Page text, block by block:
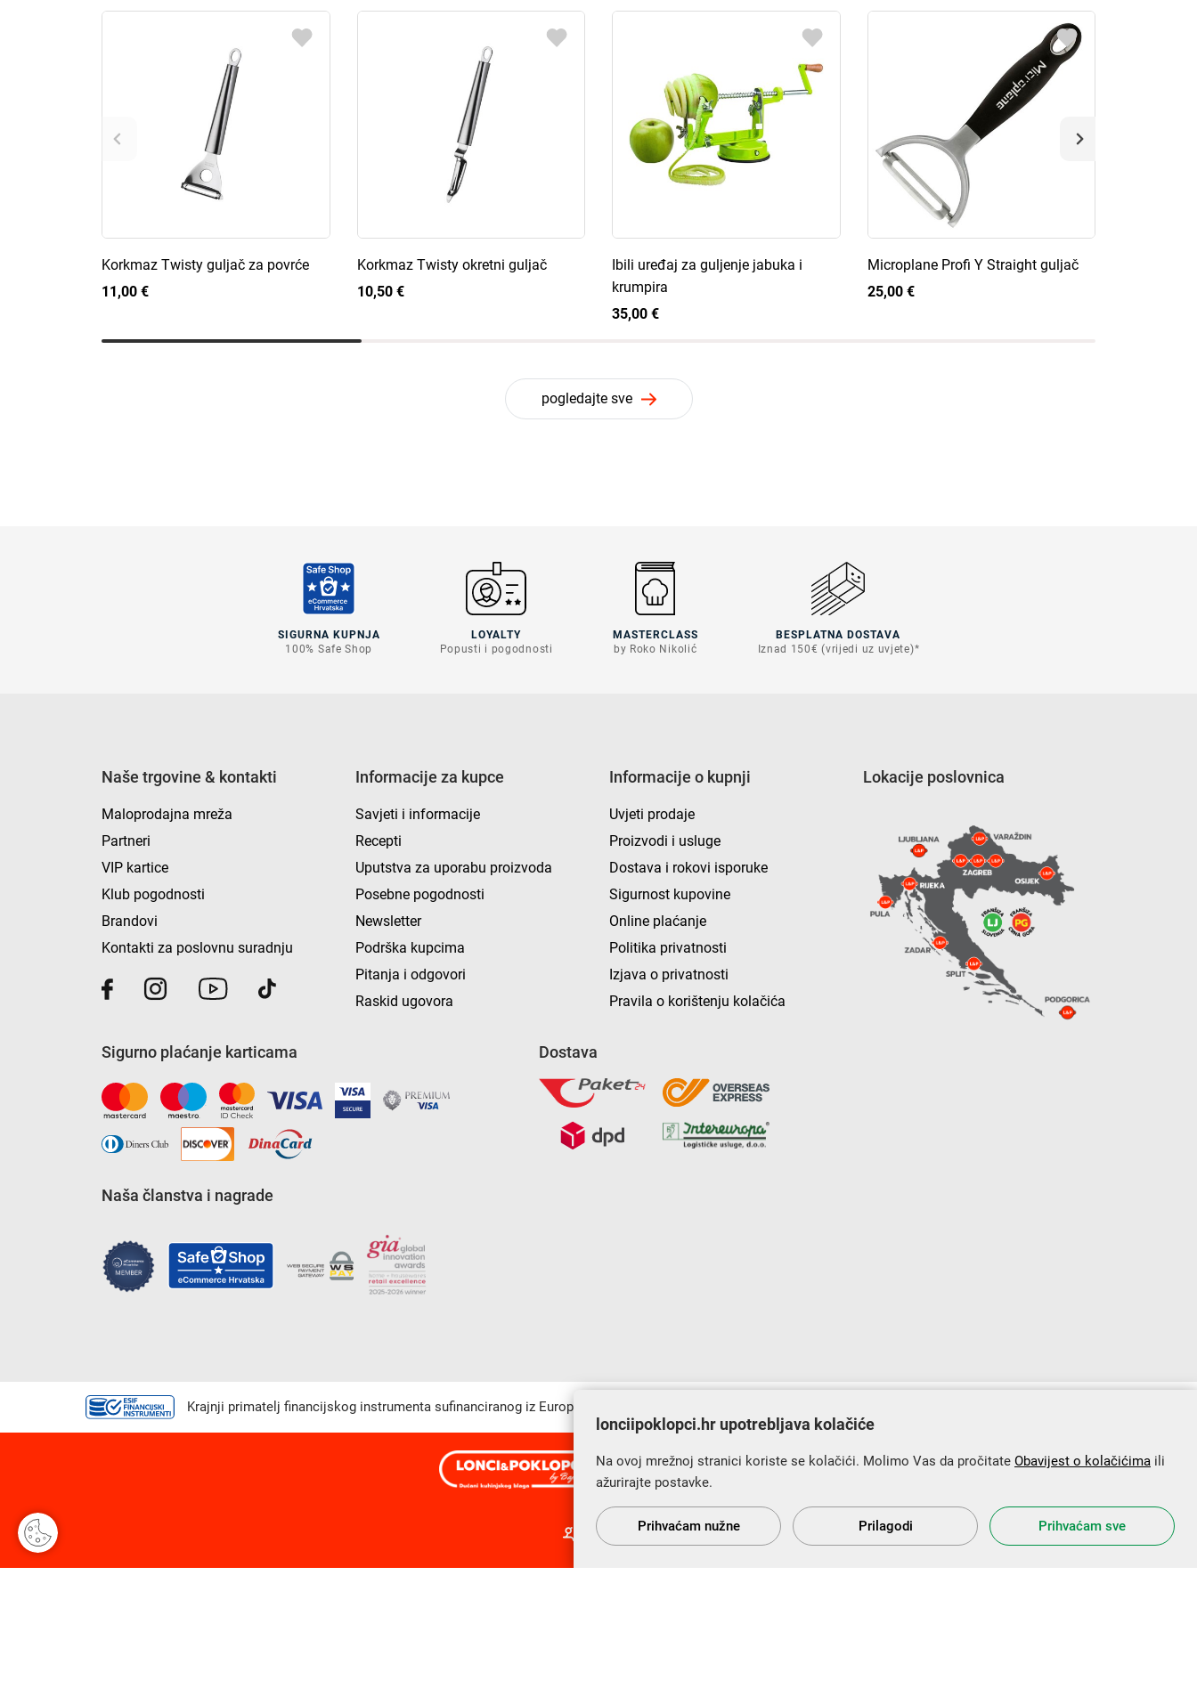
Korkmaz Twisty guljač za povrće
11,00 €
Korkmaz Twisty okretni guljač
10,50 €
Ibili uređaj za guljenje jabuka i
krumpira
35,00 €
Microplane Profi Y Straight guljač
25,00 €
pogledajte sve
SIGURNA KUPNJA
100% Safe Shop
LOYALTY
Popusti i pogodnosti
MASTERCLASS
by Roko Nikolić
BESPLATNA DOSTAVA
Iznad 150€ (vrijedi uz uvjete)*
Naše trgovine & kontakti
Maloprodajna mreža
Partneri
VIP kartice
Klub pogodnosti
Brandovi
Kontakti za poslovnu suradnju
Informacije za kupce
Savjeti i informacije
Recepti
Uputstva za uporabu proizvoda
Posebne pogodnosti
Newsletter
Podrška kupcima
Pitanja i odgovori
Raskid ugovora
Informacije o kupnji
Uvjeti prodaje
Proizvodi i usluge
Dostava i rokovi isporuke
Sigurnost kupovine
Online plaćanje
Politika privatnosti
Izjava o privatnosti
Pravila o korištenju kolačića
Lokacije poslovnica
Sigurno plaćanje karticama
Naša članstva i nagrade
Dostava
Krajnji primatelj financijskog instrumenta sufinanciranog iz Europskog fonda za regionalni razvoj u sklopu Operativnog programa „Konkurentnost i kohezija”.
s Vama od 2014. godine!
lonciipoklopci.hr upotrebljava kolačiće
Na ovoj mrežnoj stranici koriste se kolačići. Molimo Vas da pročitate Obavijest o kolačićima ili
ažurirajte postavke.
Prihvaćam nužne Prilagodi Prihvaćam sve